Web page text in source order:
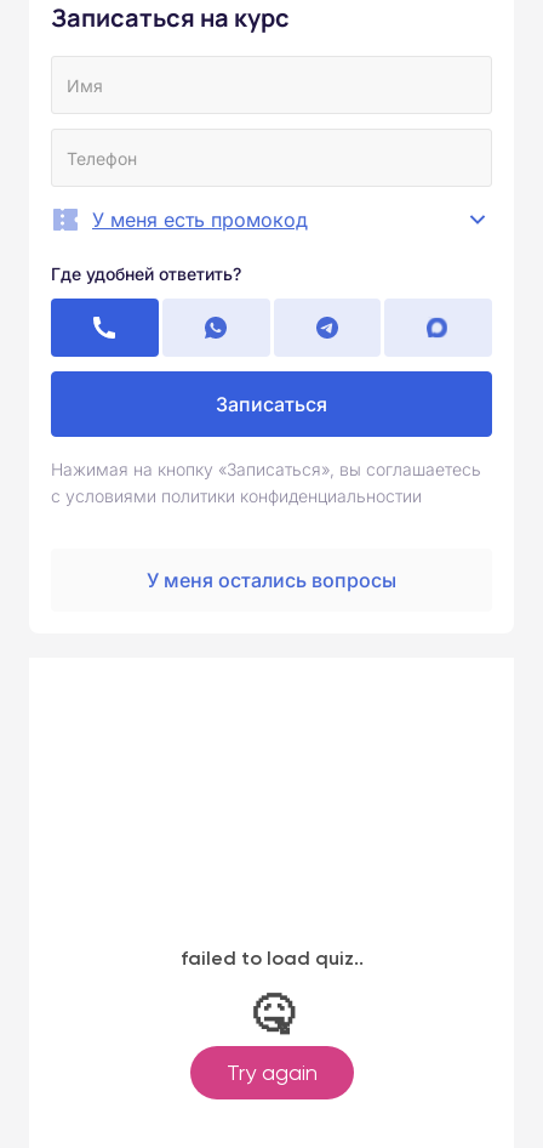
Записаться на курс
У меня есть промокод
Где удобней ответить?
Записаться
Нажимая на кнопку «Записаться», вы соглашаетесь
с условиями политики конфиденциальностии
У меня остались вопросы